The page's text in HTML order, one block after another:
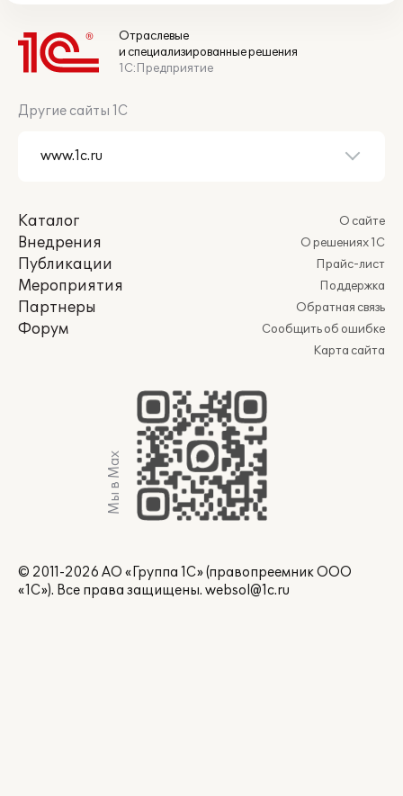
Отраслевые
и специализированные решения
1С:Предприятие
Другие сайты 1С
Каталог
Внедрения
Публикации
Мероприятия
Партнеры
Форум
О сайте
О решениях 1С
Прайс-лист
Поддержка
Обратная связь
Сообщить об ошибке
Карта сайта
Мы в Max
© 2011-2026 АО «Группа 1С» (правопреемник ООО
«1С»). Все права защищены. websol@1c.ru